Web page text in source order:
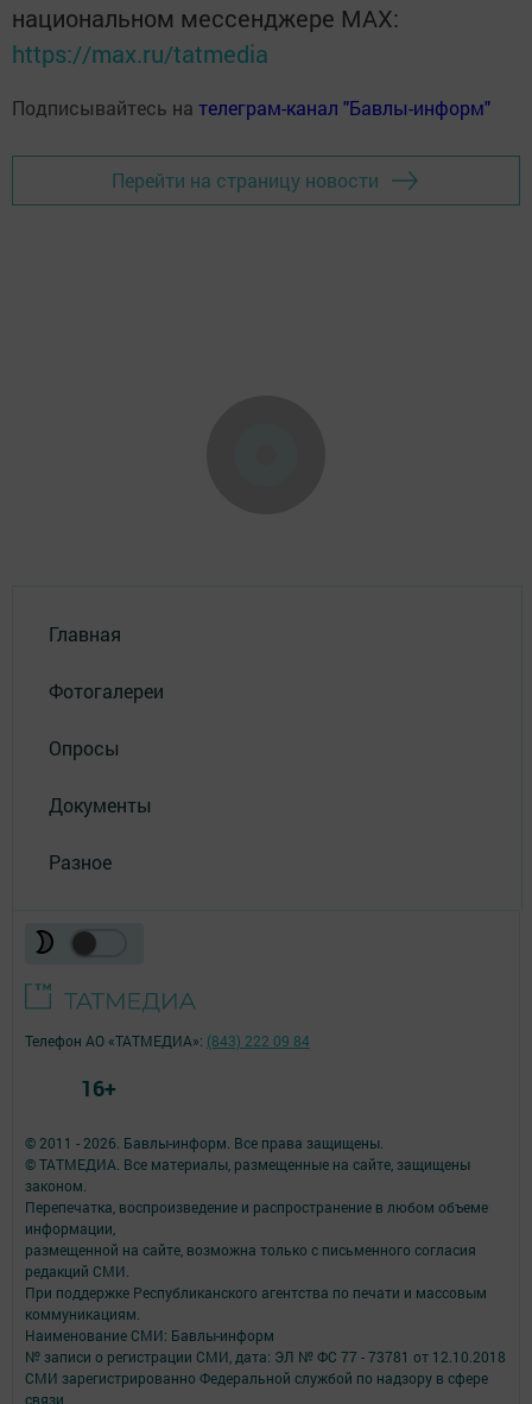
национальном мессенджере MАХ:
https://max.ru/tatmedia
Подписывайтесь на телеграм-канал "Бавлы-информ"
Перейти на страницу новости
Главная
Фотогалереи
Опросы
Документы
Разное
© 2011 - 2026. Бавлы-информ. Все права защищены.
© ТАТМЕДИА. Все материалы, размещенные на сайте, защищены
законом.
Перепечатка, воспроизведение и распространение в любом объеме
информации,
размещенной на сайте, возможна только с письменного согласия
редакций СМИ.
При поддержке Республиканского агентства по печати и массовым
коммуникациям.
Наименование СМИ: Бавлы-информ
№ записи о регистрации СМИ, дата: ЭЛ № ФС 77 - 73781 от 12.10.2018
СМИ зарегистрированно Федеральной службой по надзору в сфере
связи,
Телефон АО «ТАТМЕДИА»: (843) 222 09 84
16+